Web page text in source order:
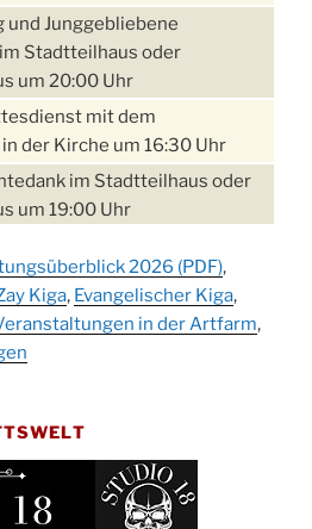
und Junggebliebene
Stadtteilhaus oder
um 20:00 Uhr
mit dem
der Kirche um 16:30 Uhr
im Stadtteilhaus oder
um 19:00 Uhr
14:00 Uhr
im Stadtteilhaus
Ev. Gemeindehaus von 10-
um 18:00 Uhr in der
2026 (PDF),
Kiga, Evangelischer Kiga,
in der Artfarm,